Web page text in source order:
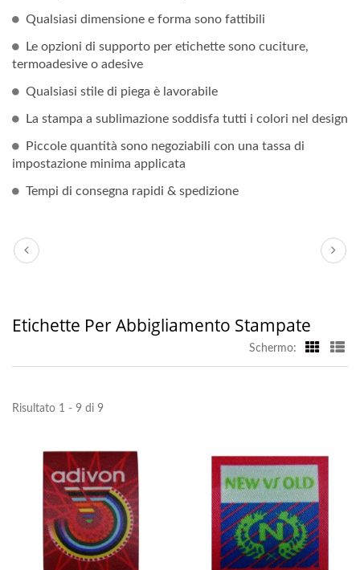
Qualsiasi dimensione e forma sono fattibili
Le opzioni di supporto per etichette sono cuciture,
termoadesive o adesive
Qualsiasi stile di piega è lavorabile
La stampa a sublimazione soddisfa tutti i colori nel design
Piccole quantità sono negoziabili con una tassa di
impostazione minima applicata
Tempi di consegna rapidi & spedizione
Etichette Per Abbigliamento Stampate
Schermo:
Risultato 1 - 9 di 9